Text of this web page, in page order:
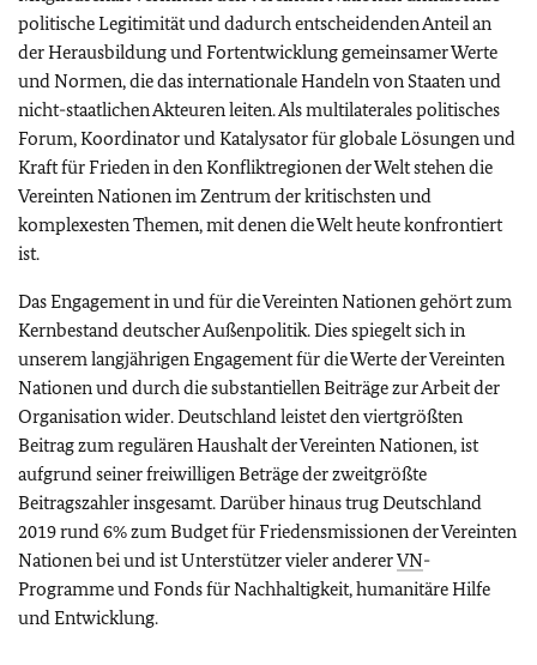
politische Legitimität und dadurch entscheidenden Anteil an
der Herausbildung und Fortentwicklung gemeinsamer Werte
und Normen, die das internationale Handeln von Staaten und
nicht-staatlichen Akteuren leiten. Als multilaterales politisches
Forum, Koordinator und Katalysator für globale Lösungen und
Kraft für Frieden in den Konfliktregionen der Welt stehen die
Vereinten Nationen im Zentrum der kritischsten und
komplexesten Themen, mit denen die Welt heute konfrontiert
ist.
Das Engagement in und für die Vereinten Nationen gehört zum
Kernbestand deutscher Außenpolitik. Dies spiegelt sich in
unserem langjährigen Engagement für die Werte der Vereinten
Nationen und durch die substantiellen Beiträge zur Arbeit der
Organisation wider. Deutschland leistet den viertgrößten
Beitrag zum regulären Haushalt der Vereinten Nationen, ist
aufgrund seiner freiwilligen Beträge der zweitgrößte
Beitragszahler insgesamt. Darüber hinaus trug Deutschland
2019 rund 6% zum Budget für Friedensmissionen der Vereinten
Nationen bei und ist Unterstützer vieler andererVN-
Programme und Fonds für Nachhaltigkeit, humanitäre Hilfe
und Entwicklung.